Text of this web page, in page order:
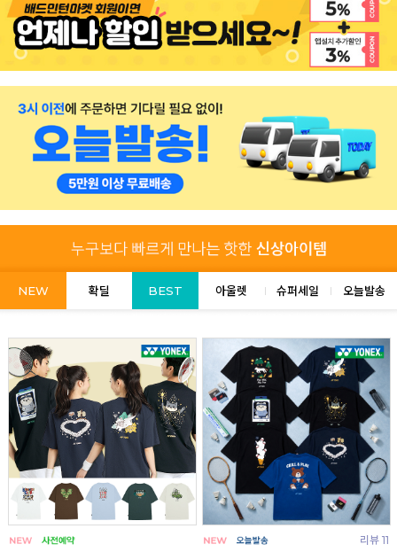
NEW 확딜 BEST 아울렛 슈퍼세일 오늘발송
리뷰 11